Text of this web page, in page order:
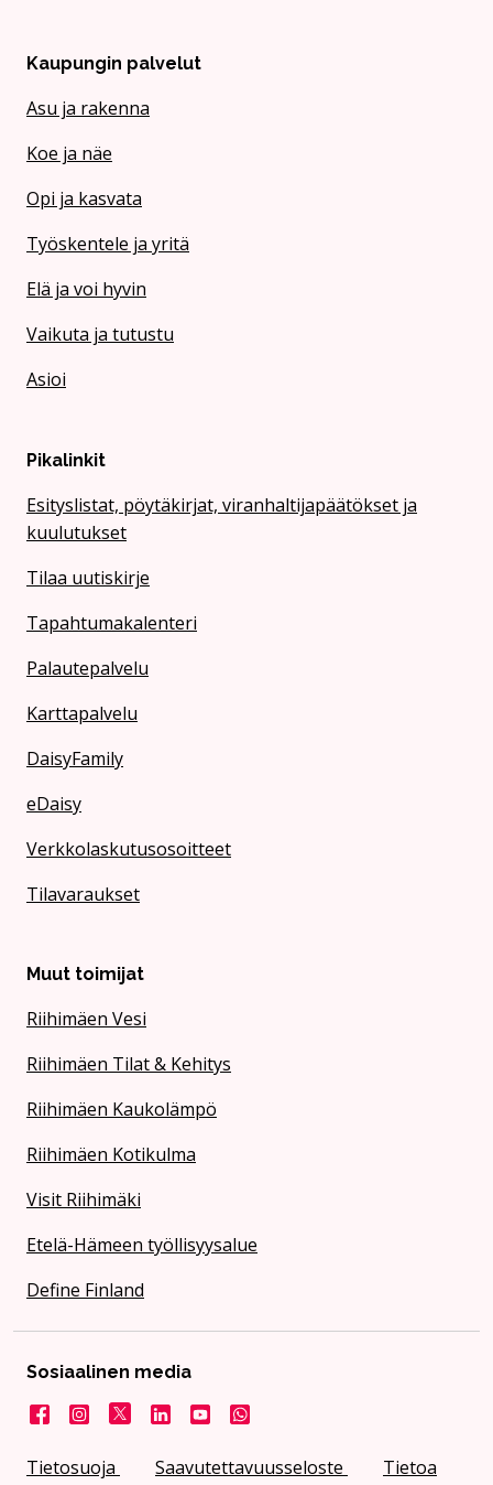
Kaupungin palvelut
Asu ja rakenna
Koe ja näe
Opi ja kasvata
Työskentele ja yritä
Elä ja voi hyvin
Vaikuta ja tutustu
Asioi
Pikalinkit
Esityslistat, pöytäkirjat, viranhaltijapäätökset ja
kuulutukset
Tilaa uutiskirje
Tapahtumakalenteri
Palautepalvelu
Karttapalvelu
DaisyFamily
eDaisy
Verkkolaskutusosoitteet
Tilavaraukset
Muut toimijat
Riihimäen Vesi
Riihimäen Tilat & Kehitys
Riihimäen Kaukolämpö
Riihimäen Kotikulma
Visit Riihimäki
Etelä-Hämeen työllisyysalue
Define Finland
Tietosuoja Saavutettavuusseloste
Tietoa
Sosiaalinen media
FacebookInstagram
X LinkedInYouTubeKaupunki WhatsApissa